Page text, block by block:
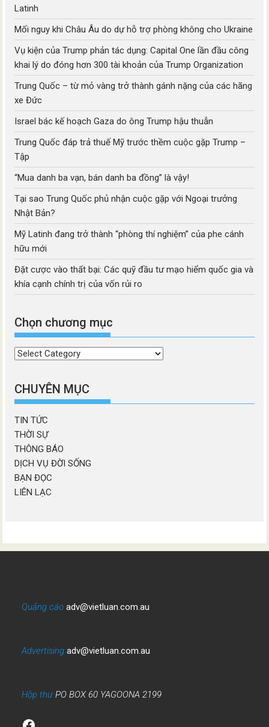
Latinh
Mối nguy khi Châu Âu do dự hỗ trợ phòng không cho Ukraine
Vụ kiện của Trump phản tác dụng: Capital One lần đầu công
khai lý do đóng hơn 300 tài khoản của Trump Organization
Trung Quốc – từ mỏ vàng trở thành gánh nặng của các hãng
xe Đức
Israel bác kế hoạch Gaza do ông Trump hậu thuẫn
Trung Quốc đáp trả thuế Mỹ trước thềm cuộc gặp Trump –
Tập
“Mua danh ba vạn, bán danh ba đồng” là vậy!
Tại sao Trung Quốc phủ nhận cuộc gặp với Ngoại trưởng
Nhật Bản?
Mỹ Latinh đang trở thành “phòng thí nghiệm” của phe cánh
hữu mới
Đặt cược vào thất bại: Các quỹ đầu tư mạo hiểm quốc gia và
khía cạnh chính trị của vốn rủi ro
Chọn chương mục
Chọn
mục
CHUYÊN MỤC
TIN TỨC
THỜI SỰ
THÔNG BÁO
DỊCH VỤ ĐỜI SỐNG
BẠN ĐỌC
LIÊN LẠC
Quảng cáo adv@vietluan.com.au
Advertising adv@vietluan.com.au
Hộp thưPO BOX 60 YAGOONA 2199